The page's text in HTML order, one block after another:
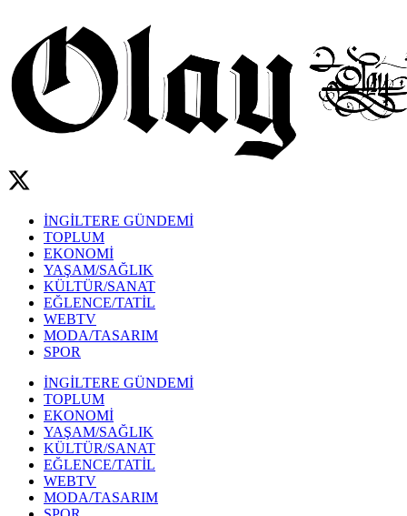
İNGİLTERE GÜNDEMİ
TOPLUM
EKONOMİ
YAŞAM/SAĞLIK
KÜLTÜR/SANAT
EĞLENCE/TATİL
WEBTV
MODA/TASARIM
SPOR
İNGİLTERE GÜNDEMİ
TOPLUM
EKONOMİ
YAŞAM/SAĞLIK
KÜLTÜR/SANAT
EĞLENCE/TATİL
WEBTV
MODA/TASARIM